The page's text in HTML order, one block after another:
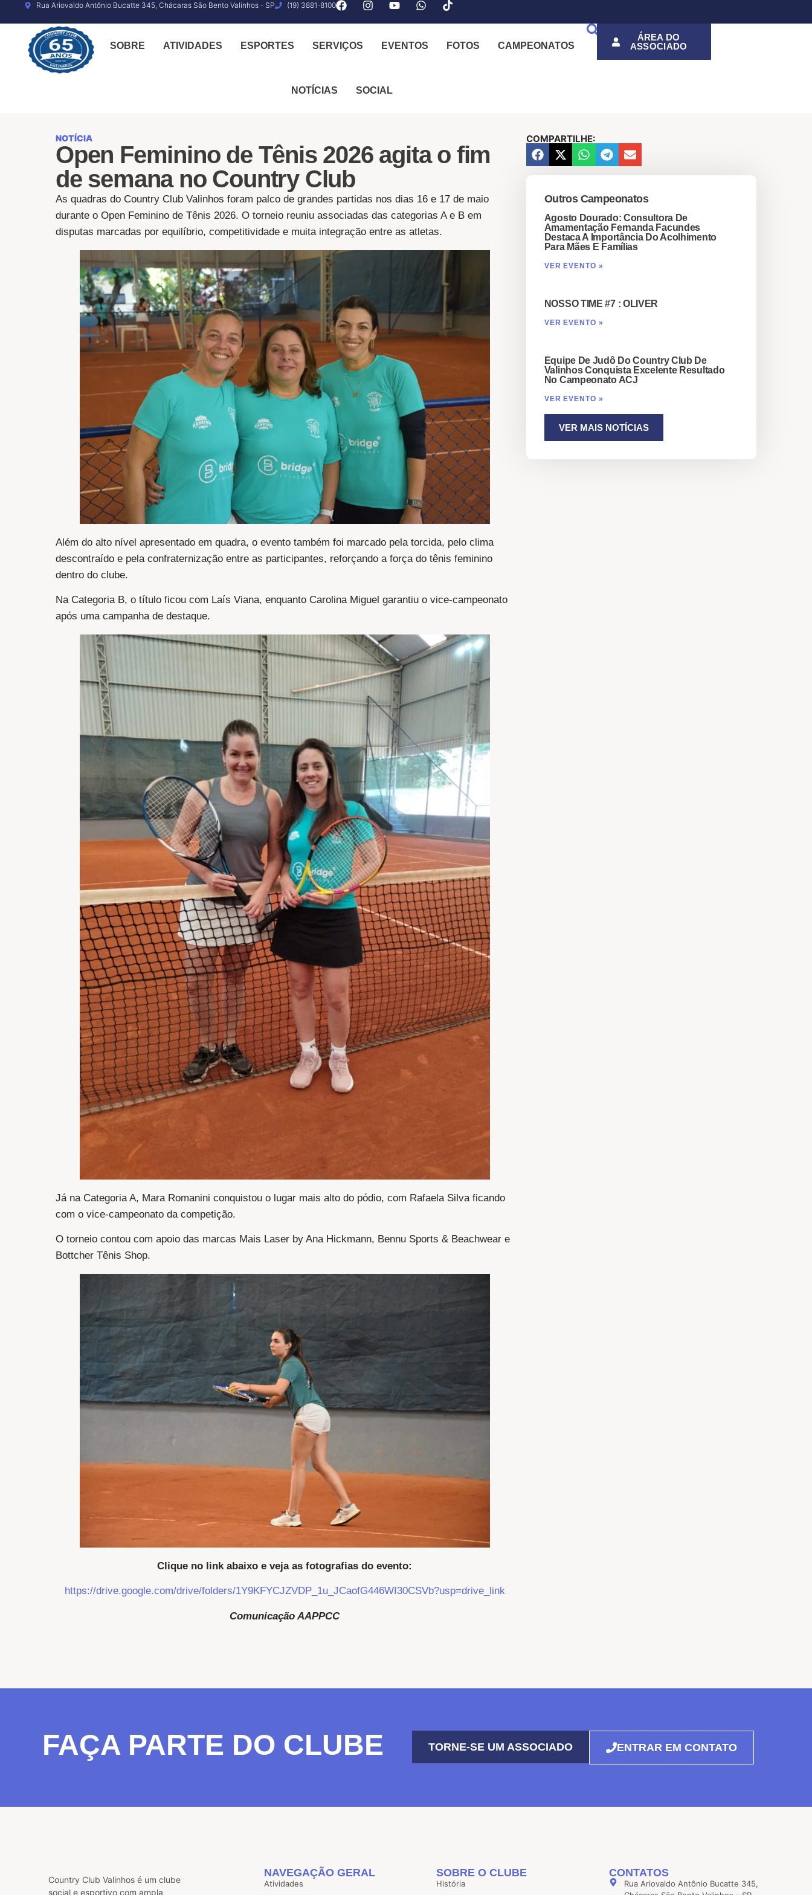
Rua Ariovaldo Antônio Bucatte 345, Chácaras São Bento Valinhos - SP (19) 3881-8100
SOBRE ATIVIDADES ESPORTES SERVIÇOS EVENTOS FOTOS CAMPEONATOS
NOTÍCIAS SOCIAL
ÁREA DO
ASSOCIADO
NOTÍCIA
Open Feminino de Tênis 2026 agita o fim
de semana no Country Club
As quadras do Country Club Valinhos foram palco de grandes partidas nos dias 16 e 17 de maio
durante o Open Feminino de Tênis 2026. O torneio reuniu associadas das categorias A e B em
disputas marcadas por equilíbrio, competitividade e muita integração entre as atletas.
Além do alto nível apresentado em quadra, o evento também foi marcado pela torcida, pelo clima
descontraído e pela confraternização entre as participantes, reforçando a força do tênis feminino
dentro do clube.
Na Categoria B, o título ficou com Laís Viana, enquanto Carolina Miguel garantiu o vice-campeonato
após uma campanha de destaque.
Já na Categoria A, Mara Romanini conquistou o lugar mais alto do pódio, com Rafaela Silva ficando
com o vice-campeonato da competição.
O torneio contou com apoio das marcas Mais Laser by Ana Hickmann, Bennu Sports & Beachwear e
Bottcher Tênis Shop.
Clique no link abaixo e veja as fotografias do evento:
https://drive.google.com/drive/folders/1Y9KFYCJZVDP_1u_JCaofG446WI30CSVb?usp=drive_link
Comunicação AAPPCC
COMPARTILHE:
Outros Campeonatos
Agosto Dourado: Consultora De
Amamentação Fernanda Facundes
Destaca A Importância Do Acolhimento
Para Mães E Famílias
VER EVENTO »
NOSSO TIME #7 : OLIVER
VER EVENTO »
Equipe De Judô Do Country Club De
Valinhos Conquista Excelente Resultado
No Campeonato ACJ
VER EVENTO »
VER MAIS NOTÍCIAS
FAÇA PARTE DO CLUBE TORNE-SE UM ASSOCIADO ENTRAR EM CONTATO
Country Club Valinhos é um clube
social e esportivo com ampla
NAVEGAÇÃO GERAL
Atividades
SOBRE O CLUBE
História
CONTATOS
Rua Ariovaldo Antônio Bucatte 345,